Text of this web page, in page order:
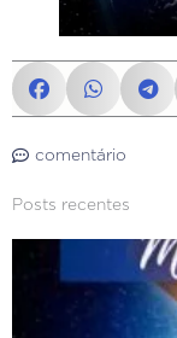
comentário
Posts recentes